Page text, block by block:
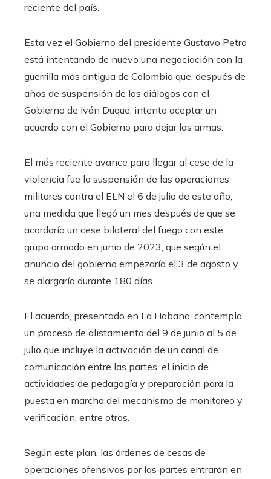
reciente del país.
Esta vez el Gobierno del presidente Gustavo Petro
está intentando de nuevo una negociación con la
guerrilla más antigua de Colombia que, después de
años de suspensión de los diálogos con el
Gobierno de Iván Duque, intenta aceptar un
acuerdo con el Gobierno para dejar las armas.
El más reciente avance para llegar al cese de la
violencia fue la suspensión de las operaciones
militares contra el ELN el 6 de julio de este año,
una medida que llegó un mes después de que se
acordaría un cese bilateral del fuego con este
grupo armado en junio de 2023, que según el
anuncio del gobierno empezaría el 3 de agosto y
se alargaría durante 180 días.
El acuerdo, presentado en La Habana, contempla
un proceso de alistamiento del 9 de junio al 5 de
julio que incluye la activación de un canal de
comunicación entre las partes, el inicio de
actividades de pedagogía y preparación para la
puesta en marcha del mecanismo de monitoreo y
verificación, entre otros.
Según este plan, las órdenes de cesas de
operaciones ofensivas por las partes entrarán en